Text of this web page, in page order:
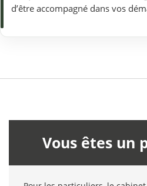
d’être accompagné dans vos
Vous êtes un